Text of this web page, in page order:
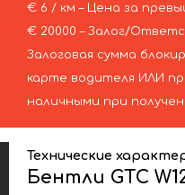
€ 6 / км – Цена за
€ 20000 – Залог/
Залоговая сумма
карте водителя ИЛИ
наличными при
Технические
Бентли GTC